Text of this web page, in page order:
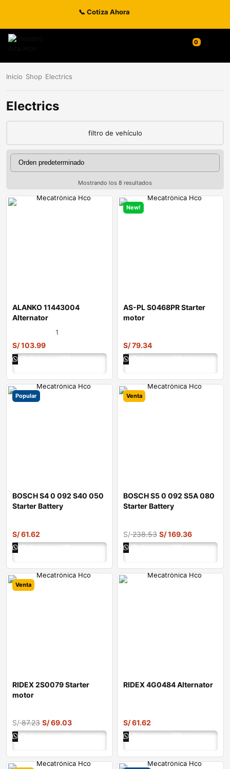
📞 Cotiza Ahora
Inicio Shop Electrics
Electrics
filtro de vehículo
Mostrando los 8 resultados
ALANKO 11443004
Alternator
1
S/103.99
Ordenar por Whatsapp
New!
AS-PL S0468PR Starter
motor
S/79.34
Ordenar por Whatsapp
Popular
BOSCH S4 0 092 S40 050
Starter Battery
S/61.62
Ordenar por Whatsapp
Venta
BOSCH S5 0 092 S5A 080
Starter Battery
S/238.53 S/169.36
Ordenar por Whatsapp
Venta
RIDEX 2S0079 Starter
motor
S/87.23 S/69.03
Ordenar por Whatsapp
RIDEX 4G0484 Alternator
S/61.62
Ordenar por Whatsapp